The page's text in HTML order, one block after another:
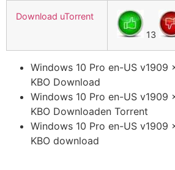
Download uTorrent
13
Windows 10 Pro en-US
KBO Download
Windows 10 Pro en-US
KBO Downloaden Torrent
Windows 10 Pro en-US
KBO download